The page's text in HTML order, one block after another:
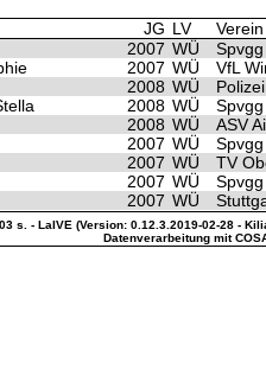
JG LV
Verein
2007 WÜ
2007 WÜ
VfL
2008 WÜ
2008 WÜ
2008 WÜ
ASV
2007 WÜ
2007 WÜ
TV
2007 WÜ
2007 WÜ
s. - LaIVE (Version: 0.12.3.2019-02-28 -
Datenverarbeitung mit